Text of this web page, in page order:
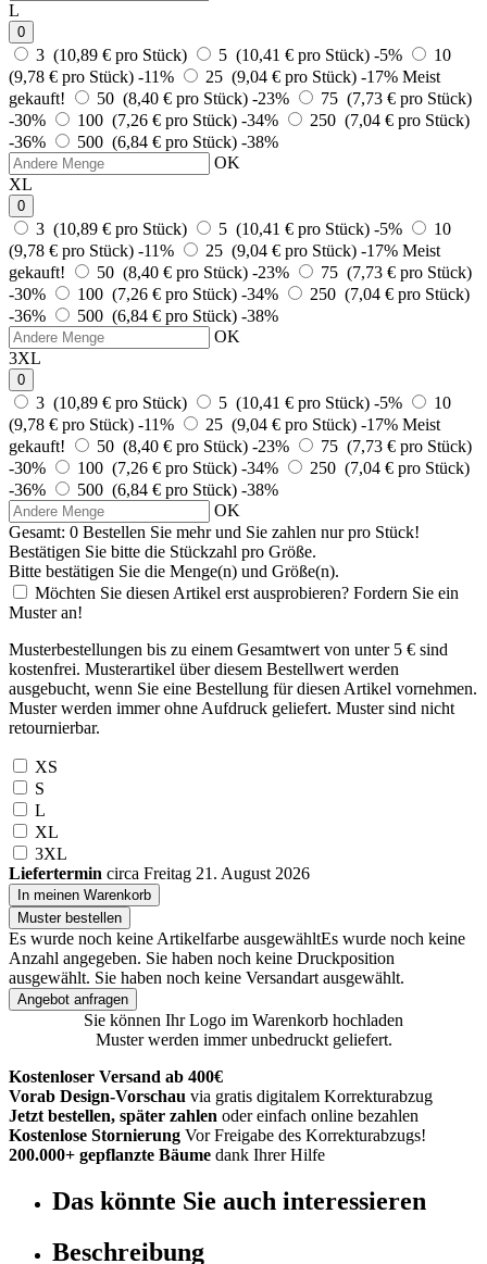
L
0
3 (10,89 € pro Stück) 5 (10,41 € pro Stück) -5%
10
(9,78 € pro Stück) -11% 25 (9,04 € pro Stück) -17% Meist
gekauft!
50 (8,40 € pro Stück) -23%
75 (7,73 € pro Stück)
-30%
100 (7,26 € pro Stück) -34%
250 (7,04 € pro Stück)
-36%
500 (6,84 € pro Stück) -38%
OK
XL
0
3 (10,89 € pro Stück) 5 (10,41 € pro Stück) -5%
10
(9,78 € pro Stück) -11% 25 (9,04 € pro Stück) -17% Meist
gekauft!
50 (8,40 € pro Stück) -23%
75 (7,73 € pro Stück)
-30%
100 (7,26 € pro Stück) -34%
250 (7,04 € pro Stück)
-36%
500 (6,84 € pro Stück) -38%
OK
3XL
0
3 (10,89 € pro Stück) 5 (10,41 € pro Stück) -5%
10
(9,78 € pro Stück) -11% 25 (9,04 € pro Stück) -17% Meist
gekauft!
50 (8,40 € pro Stück) -23%
75 (7,73 € pro Stück)
-30%
100 (7,26 € pro Stück) -34%
250 (7,04 € pro Stück)
-36%
500 (6,84 € pro Stück) -38%
OK
Gesamt: 0 Bestellen Sie mehr und Sie zahlen nurpro Stück!
Bestätigen Sie bitte die Stückzahl pro Größe.
Bitte bestätigen Sie die Menge(n) und Größe(n).
Möchten Sie diesen Artikel erst ausprobieren? Fordern Sie ein
Muster an!
Musterbestellungen bis zu einem Gesamtwert von unter 5 € sind
kostenfrei. Musterartikel über diesem Bestellwert werden
ausgebucht, wenn Sie eine Bestellung für diesen Artikel vornehmen.
Muster werden immer ohne Aufdruck geliefert. Muster sind nicht
retournierbar.
XS
S
L
XL
3XL
Liefertermin circa Freitag 21. August 2026
In meinen Warenkorb
Muster bestellen
Es wurde noch keine Artikelfarbe ausgewähltEs wurde noch keine
Anzahl angegeben. Sie haben noch keine Druckposition
ausgewählt. Sie haben noch keine Versandart ausgewählt.
Angebot anfragen
Sie können Ihr Logo im Warenkorb hochladen
Muster werden immer unbedruckt geliefert.
Kostenloser Versand ab 400€
Vorab Design-Vorschau via gratis digitalem Korrekturabzug
Jetzt bestellen, später zahlen oder einfach online bezahlen
Kostenlose Stornierung Vor Freigabe des Korrekturabzugs!
200.000+ gepflanzte Bäume dank Ihrer Hilfe
Das könnte Sie auch interessieren
Beschreibung